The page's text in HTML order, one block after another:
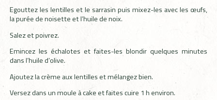
Egouttez les lentilles et le sarrasin puis mixez-les avec les œufs,
la purée de noisette et l’huile de noix.
Salez et poivrez.
Emincez les échalotes et faites-les blondir quelques minutes
dans l’huile d’olive.
Ajoutez la crème aux lentilles et mélangez bien.
Versez dans un moule à cake et faites cuire 1 h environ.